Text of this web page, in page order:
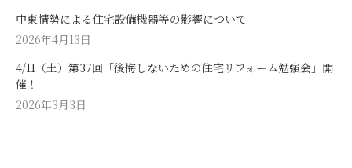
中東情勢による住宅設備機器等の影響について
2026年4月13日
4/11（土）第37回「後悔しないための住宅リフォーム勉強会」開
催！
2026年3月3日